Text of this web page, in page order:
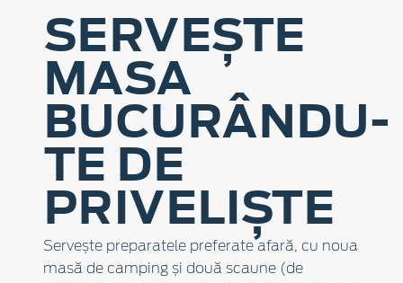
SERVEȘTE
MASA
BUCURÂNDU-
TE DE
PRIVELIȘTE
Servește preparatele preferate afară, cu noua
masă de camping și două scaune (de